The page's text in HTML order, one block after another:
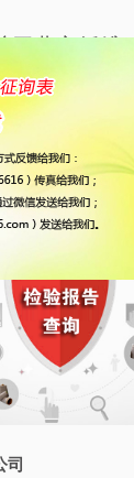
于北方纤维
ABOUT US
验，专业的实验室检
性纱线供应与应用的
司